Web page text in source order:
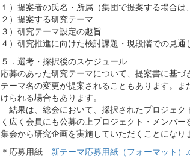
１）提案者の氏名・所属（集団で提案する場合は
２）提案する研究テーマ
３）研究テーマ設定の趣旨
４）研究推進に向けた検討課題・現段階での見通
５．選考・採択後のスケジュール
応募のあった研究テーマについて、提案書に基
テーマ名の変更が提案されることもあります。
けられる場合もあります。
結果は、総会において、採択されたプロジェ
く広く会員にも公募の上プロジェクト・メンバ
集会から研究企画を実施していただくことになり
＊応募用紙 新テーマ応募用紙（フォーマット）